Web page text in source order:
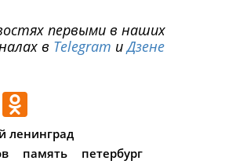
первыми в наших
в Telegram иДзене
VK
ленинград
память петербург